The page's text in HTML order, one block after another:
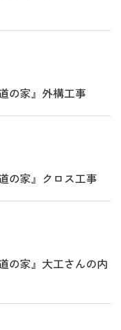
の家』外構工事
の家』クロス工事
の家』大工さんの内